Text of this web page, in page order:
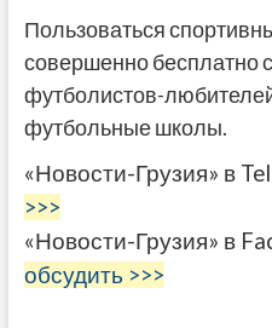
Пользоваться
совершенно бесплатно
футболистов-
футбольные школы.
«Новости-Грузия» в
>>>
«Новости-Грузия» в
обсудить >>>